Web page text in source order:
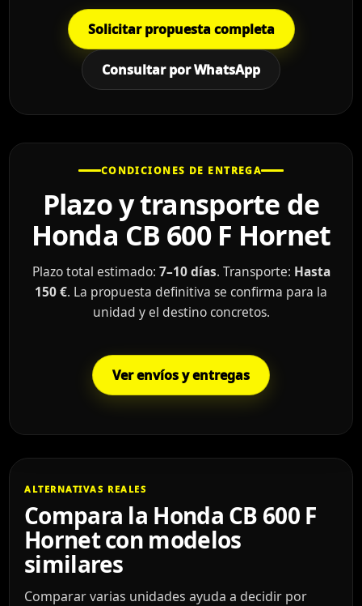
Solicitar propuesta completa
Consultar por WhatsApp
CONDICIONES DE ENTREGA
Plazo y transporte de
Honda CB 600 F Hornet
Plazo total estimado: 7–10 días. Transporte: Hasta
150 €. La propuesta definitiva se confirma para la
unidad y el destino concretos.
Ver envíos y entregas
ALTERNATIVAS REALES
Compara la Honda CB 600 F
Hornet con modelos
similares
Comparar varias unidades ayuda a decidir por